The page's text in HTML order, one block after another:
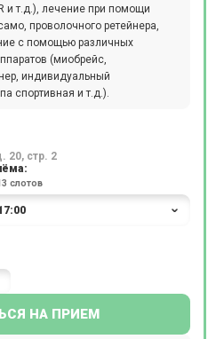
и т.д.), лечение при помощи
проволочного ретейнера,
с помощью различных
(миобрейс,
индивидуальный
спортивная и т.д.).
20, стр. 2
слотов
НА ПРИЕМ